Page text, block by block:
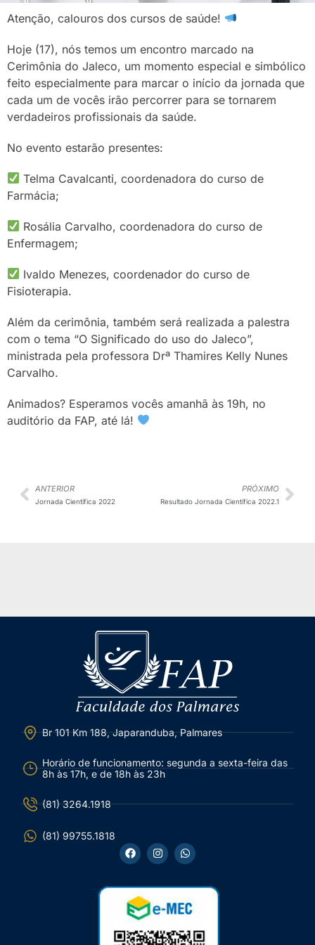
Atenção, calouros dos cursos de saúde!
Hoje (17), nós temos um encontro marcado na
Cerimônia do Jaleco, um momento especial e simbólico
feito especialmente para marcar o início da jornada que
cada um de vocês irão percorrer para se tornarem
verdadeiros profissionais da saúde. ⠀
No evento estarão presentes: ⠀
Telma Cavalcanti, coordenadora do curso de
Farmácia; ⠀
Rosália Carvalho, coordenadora do curso de
Enfermagem;⠀
Ivaldo Menezes, coordenador do curso de
Fisioterapia.⠀
Além da cerimônia, também será realizada a palestra
com o tema “O Significado do uso do Jaleco”,
ministrada pela professora Drª Thamires Kelly Nunes
Carvalho.⠀
Animados? Esperamos vocês amanhã às 19h, no
auditório da FAP, até lá!
ANTERIOR
Jornada Científica 2022
PRÓXIMO
Resultado Jornada Científica 2022.1
Br 101 Km 188, Japaranduba, Palmares
Horário de funcionamento: segunda a sexta-feira das
8h às 17h, e de 18h às 23h
(81) 3264.1918
(81) 99755.1818